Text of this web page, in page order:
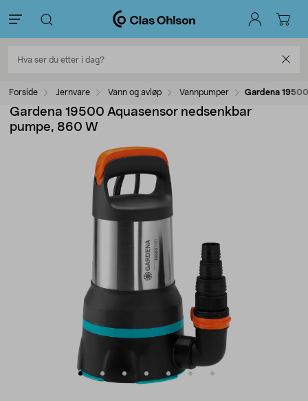
Forside Jernvare Vann og avløp Vannpumper Gardena
Gardena 19500 Aquasensor nedsenkbar
pumpe, 860 W